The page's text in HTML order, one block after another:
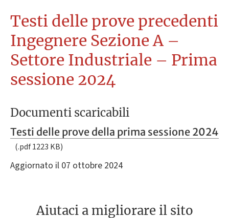
Testi delle prove precedenti
Ingegnere Sezione A –
Settore Industriale – Prima
sessione 2024
Documenti scaricabili
Testi delle prove della prima sessione 2024
(.pdf 1223 KB)
Aggiornato il 07 ottobre 2024
Aiutaci a migliorare il sito